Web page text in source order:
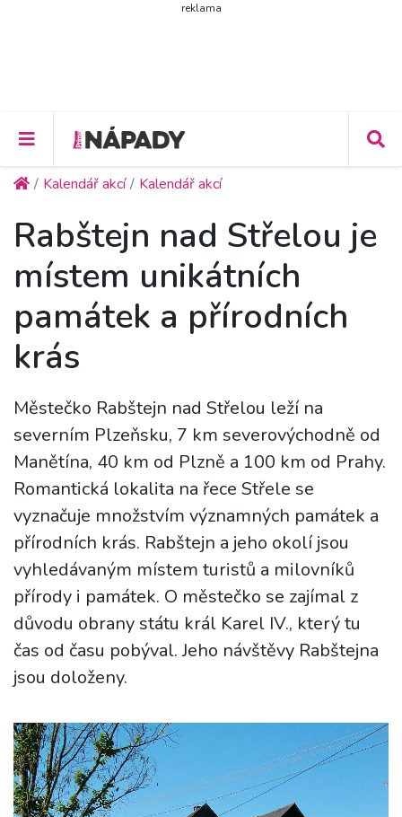
reklama
Kalendář akcí Kalendář akcí
Rabštejn nad Střelou je
místem unikátních
památek a přírodních
krás
Městečko Rabštejn nad Střelou leží na
severním Plzeňsku, 7 km severovýchodně od
Manětína, 40 km od Plzně a 100 km od Prahy.
Romantická lokalita na řece Střele se
vyznačuje množstvím významných památek a
přírodních krás. Rabštejn a jeho okolí jsou
vyhledávaným místem turistů a milovníků
přírody i památek. O městečko se zajímal z
důvodu obrany státu král Karel IV., který tu
čas od času pobýval. Jeho návštěvy Rabštejna
jsou doloženy.